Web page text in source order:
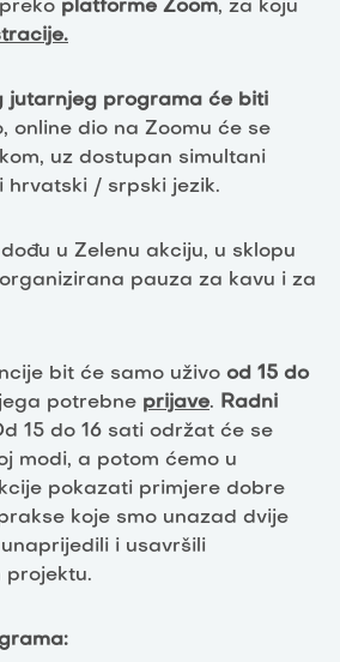
platforme Zoom, za koju
jutarnjeg programa će biti
online dio na Zoomu će se
uz dostupan simultani
hrvatski / srpski jezik.
u Zelenu akciju, u sklopu
pauza za kavu i za
bit će samo uživo od 15 do
potrebne prijave. Radni
15 do 16 sati održat će se
modi, a potom ćemo u
pokazati primjere dobre
koje smo unazad dvije
i usavršili
projektu.